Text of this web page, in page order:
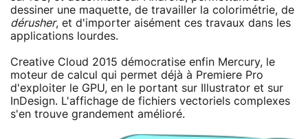
dessiner une maquette, de travailler la colorimétrie, de
dérusher, et d'importer aisément ces travaux dans les
applications lourdes.
Creative Cloud 2015 démocratise enfin Mercury, le
moteur de calcul qui permet déjà à Premiere Pro
d'exploiter le GPU, en le portant sur Illustrator et sur
InDesign. L'affichage de fichiers vectoriels complexes
s'en trouve grandement amélioré.